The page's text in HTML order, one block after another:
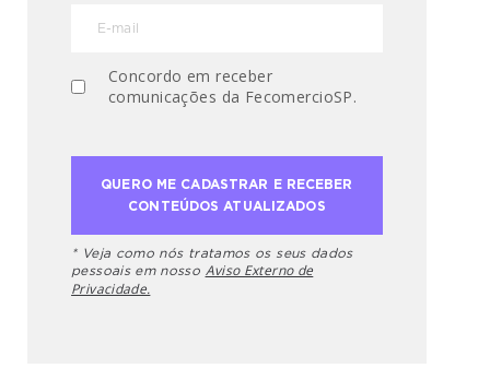
Concordo em receber
comunicações da FecomercioSP.
* Veja como nós tratamos os seus dados
pessoais em nosso Aviso Externo de
Privacidade.